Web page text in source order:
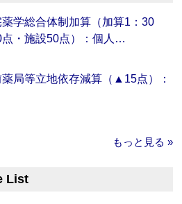
薬学総合体制加算（加算1：30
・施設50点）：個人…
薬局等立地依存減算（▲15点）：
もっと見る »
List